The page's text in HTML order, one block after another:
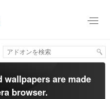
wallpapers are made
browser.